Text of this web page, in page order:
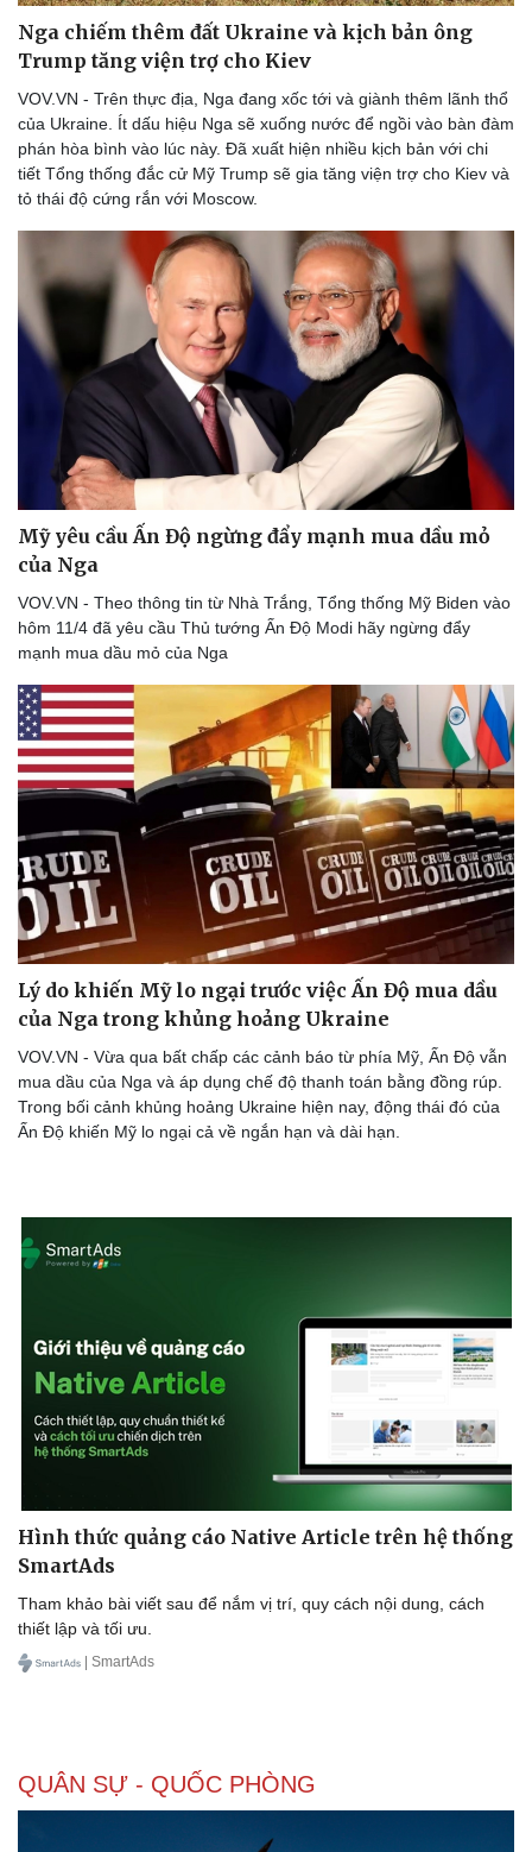
Thể thao
Lịch thi đấu bóng đá
Thế giới thể thao
eSports
Hậu trường
Ô tô - Xe máy
Ô tô
Xe máy
Tư vấn
Nga chiếm thêm đất Ukraine và kịch bản ông
Trump tăng viện trợ cho Kiev
VOV.VN - Trên thực địa, Nga đang xốc tới và giành thêm lãnh thổ
của Ukraine. Ít dấu hiệu Nga sẽ xuống nước để ngồi vào bàn đàm
phán hòa bình vào lúc này. Đã xuất hiện nhiều kịch bản với chi
tiết Tổng thống đắc cử Mỹ Trump sẽ gia tăng viện trợ cho Kiev và
tỏ thái độ cứng rắn với Moscow.
Mỹ yêu cầu Ấn Độ ngừng đẩy mạnh mua dầu mỏ
của Nga
VOV.VN - Theo thông tin từ Nhà Trắng, Tổng thống Mỹ Biden vào
hôm 11/4 đã yêu cầu Thủ tướng Ấn Độ Modi hãy ngừng đẩy
mạnh mua dầu mỏ của Nga
Lý do khiến Mỹ lo ngại trước việc Ấn Độ mua dầu
của Nga trong khủng hoảng Ukraine
VOV.VN - Vừa qua bất chấp các cảnh báo từ phía Mỹ, Ấn Độ vẫn
mua dầu của Nga và áp dụng chế độ thanh toán bằng đồng rúp.
Trong bối cảnh khủng hoảng Ukraine hiện nay, động thái đó của
Ấn Độ khiến Mỹ lo ngại cả về ngắn hạn và dài hạn.
Hình thức quảng cáo Native Article trên hệ thống
SmartAds
Tham khảo bài viết sau để nắm vị trí, quy cách nội dung, cách
thiết lập và tối ưu.
| SmartAds
QUÂN SỰ - QUỐC PHÒNG